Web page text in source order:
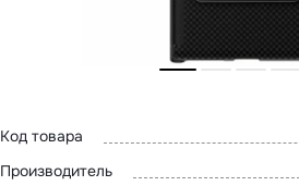
Стилусы
Сетевое оборудование
Кабели и адаптеры
Защитные пленки
Ремешки
Код товара
Производитель